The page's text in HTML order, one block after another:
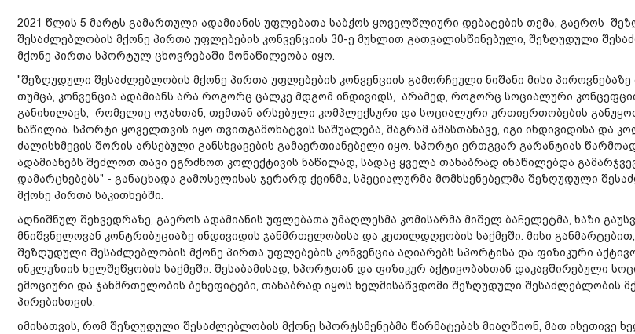
2021 წლის 5 მარტს გამართული ადამიანის უფლებათა საბჭოს ყოველწლიური დებატების თემა, გაეროს
შესაძლებლობის მქონე პირთა უფლებების კონვენციის 30-ე მუხლით გათვალისწინებული, შეზღუდული
მქონე პირთა სპორტულ ცხოვრებაში მონაწილეობა იყო.
"შეზღუდული შესაძლებლობის მქონე პირთა უფლებების კონვენციის გამორჩეული ნიშანი მისი პიროვნებაზე
თუმცა, კონვენცია ადამიანს არა როგორც ცალკე მდგომ ინდივიდს, არამედ, როგორც სოციალური
განიხილავს, რომელიც ოჯახთან, თემთან არსებული კომპლექსური და სოციალური ურთიერთობების
ნაწილია. სპორტი ყოველთვის იყო თვითგამოხატვის საშუალება, მაგრამ ამასთანავე, იგი ინდივიდისა და
ძალისხმევის შორის არსებული განსხვავების გამაერთიანებელი იყო. სპორტი ერთგვარ გარანტიას
ადამიანებს შეძლოთ თავი ეგრძნოთ კოლექტივის ნაწილად, სადაც ყველა თანაბრად ინაწილებდა
დამარცხებებს" - განაცხადა გამოსვლისას ჯერარდ ქვინმა, სპეციალურმა მომხსენებელმა შეზღუდული
მქონე პირთა საკითხებში.
აღნიშნულ შეხვედრაზე, გაეროს ადამიანის უფლებათა უმაღლესმა კომისარმა მიშელ ბაჩელეტმა, ხაზი
მნიშვნელოვან კონტრიბუციაზე ინდივიდის ჯანმრთელობისა და კეთილდღეობის საქმეში. მისი განმარტებით,
შეზღუდული შესაძლებლობის მქონე პირთა უფლებების კონვენცია აღიარებს სპორტისა და ფიზიკური
ინკლუზიის ხელშეწყობის საქმეში. შესაბამისად, სპორტთან და ფიზიკურ აქტივობასთან დაკავშირებული
ემოციური და ჯანმრთელობის ბენეფიტები, თანაბრად იყოს ხელმისაწვდომი შეზღუდული შესაძლებლობის
პირებისთვის.
იმისათვის, რომ შეზღუდული შესაძლებლობის მქონე სპორტსმენებმა წარმატებას მიაღწიონ, მათ ისეთივე